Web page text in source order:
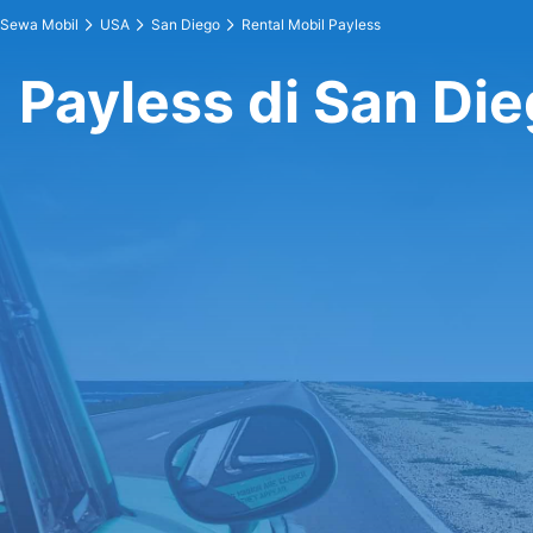
Sewa Mobil USA San Diego Rental Mobil Payless
Payless di San